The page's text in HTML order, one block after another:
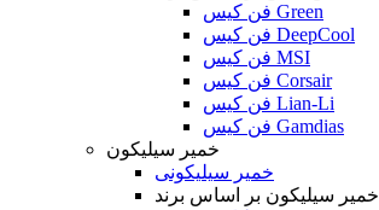
فن کیس Green
فن کیس DeepCool
فن کیس MSI
فن کیس Corsair
فن کیس Lian-Li
فن کیس Gamdias
خمیر سیلیکون
خمیر سیلیکونی
خمیر سیلیکون بر اساس برند